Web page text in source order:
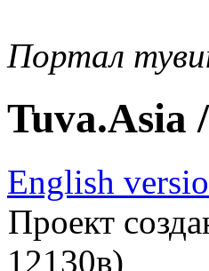
Портал
Tuva.Asia
English
Проект
12130в)